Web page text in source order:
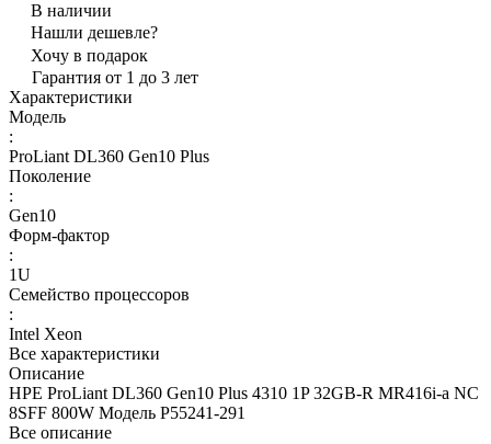
В наличии
Нашли дешевле?
Хочу в подарок
Гарантия от 1 до 3 лет
Характеристики
Модель
:
ProLiant DL360 Gen10 Plus
Поколение
:
Gen10
Форм-фактор
:
1U
Семейство процессоров
:
Intel Xeon
Все характеристики
Описание
HPE ProLiant DL360 Gen10 Plus 4310 1P 32GB-R MR416i-a NC
8SFF 800W Модель P55241-291
Все описание